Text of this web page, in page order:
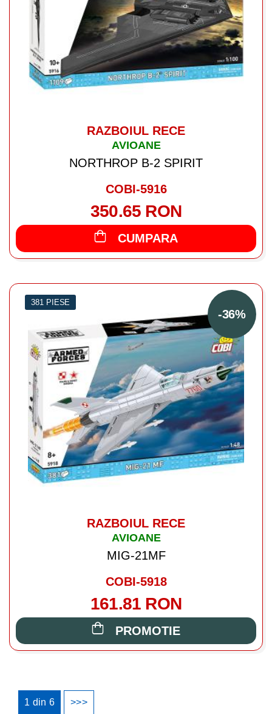
RAZBOIUL RECE
AVIOANE
NORTHROP B-2 SPIRIT
COBI-5916
350.65 RON
CUMPARA
-36%
381 PIESE
RAZBOIUL RECE
AVIOANE
MIG-21MF
COBI-5918
161.81 RON
PROMOTIE
1 din 6 >>>